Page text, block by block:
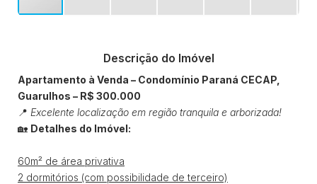
Descrição do Imóvel
Apartamento à Venda – Condomínio Paraná CECAP,
Guarulhos – R$ 300.000
📍 Excelente localização em região tranquila e arborizada!
🏡 Detalhes do Imóvel:
60m² de área privativa
2 dormitórios (com possibilidade de terceiro)